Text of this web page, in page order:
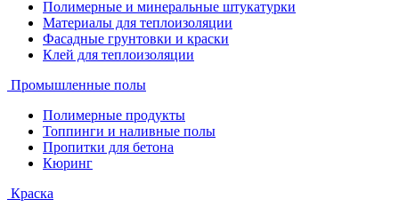
Полимерные и минеральные штукатурки
Материалы для теплоизоляции
Фасадные грунтовки и краски
Клей для теплоизоляции
Промышленные полы
Полимерные продукты
Топпинги и наливные полы
Пропитки для бетона
Кюринг
Краска